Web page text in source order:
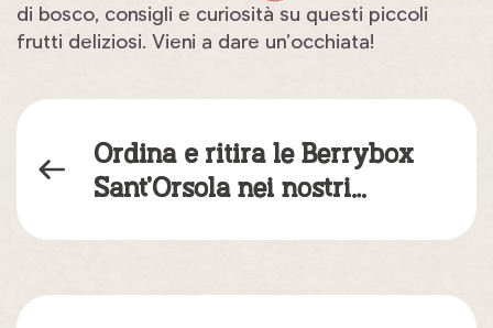
di bosco, consigli e curiosità su questi piccoli
frutti deliziosi. Vieni a dare un’occhiata!
Ordina e ritira le Berrybox
Sant’Orsola nei nostri…